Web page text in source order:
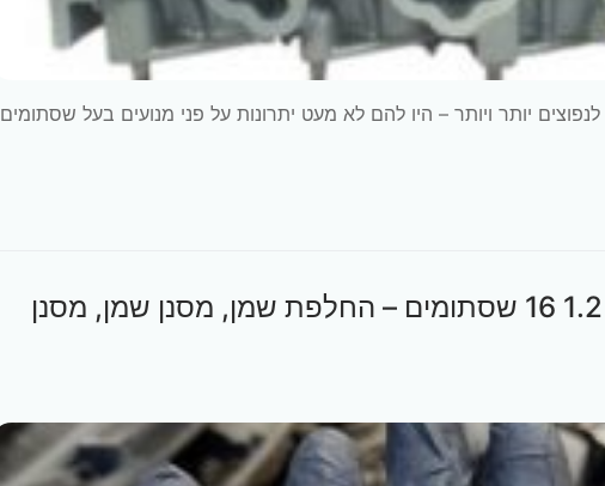
זיזים עליון לנפוצים יותר ויותר – היו להם לא מעט יתרונות על פני מנועים בעל שסתומים
פיאט פונטו ספייס שנת 2004 מנוע 1.2 16 שסתומים – החלפת שמן, מסנן שמן, מסנן